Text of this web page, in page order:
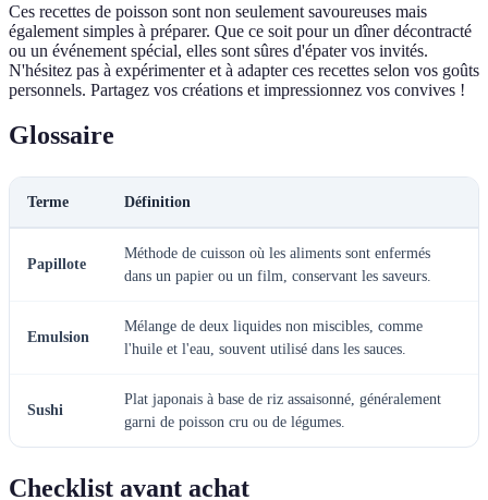
Ces recettes de poisson sont non seulement savoureuses mais
également simples à préparer. Que ce soit pour un dîner décontracté
ou un événement spécial, elles sont sûres d'épater vos invités.
N'hésitez pas à expérimenter et à adapter ces recettes selon vos goûts
personnels. Partagez vos créations et impressionnez vos convives !
Glossaire
Terme Définition
Papillote
Méthode de cuisson où les aliments sont enfermés
dans un papier ou un film, conservant les saveurs.
Emulsion
Mélange de deux liquides non miscibles, comme
l'huile et l'eau, souvent utilisé dans les sauces.
Sushi
Plat japonais à base de riz assaisonné, généralement
garni de poisson cru ou de légumes.
Checklist avant achat